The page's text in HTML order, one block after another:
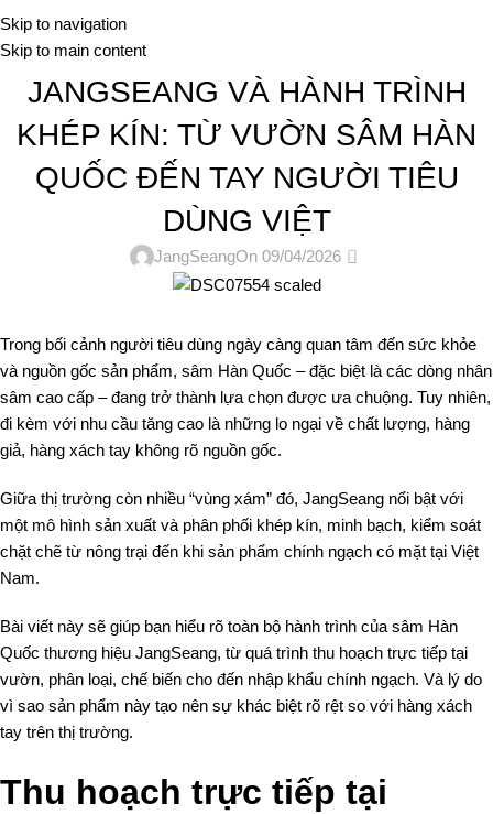
Skip to navigation
Skip to main content
JANGSEANG VÀ HÀNH TRÌNH
KHÉP KÍN: TỪ VƯỜN SÂM HÀN
QUỐC ĐẾN TAY NGƯỜI TIÊU
DÙNG VIỆT
JangSeangOn 09/04/2026 0
Trong bối cảnh người tiêu dùng ngày càng quan tâm đến sức khỏe
và nguồn gốc sản phẩm, sâm Hàn Quốc – đặc biệt là các dòng nhân
sâm cao cấp – đang trở thành lựa chọn được ưa chuộng. Tuy nhiên,
đi kèm với nhu cầu tăng cao là những lo ngại về chất lượng, hàng
giả, hàng xách tay không rõ nguồn gốc.
Giữa thị trường còn nhiều “vùng xám” đó, JangSeang nổi bật với
một mô hình sản xuất và phân phối khép kín, minh bạch, kiểm soát
chặt chẽ từ nông trại đến khi sản phẩm chính ngạch có mặt tại Việt
Nam.
Bài viết này sẽ giúp bạn hiểu rõ toàn bộ hành trình của sâm Hàn
Quốc thương hiệu JangSeang, từ quá trình thu hoạch trực tiếp tại
vườn, phân loại, chế biến cho đến nhập khẩu chính ngạch. Và lý do
vì sao sản phẩm này tạo nên sự khác biệt rõ rệt so với hàng xách
tay trên thị trường.
Thu hoạch trực tiếp tại